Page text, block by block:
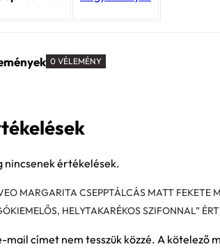
0 VÉLEMÉNY
nincsenek értékelések.
MARGARITA CSEPPTÁLCÁS MATT FEKETE
HELYTAKARÉKOS SZIFONNAL”
mail címet nem tesszük közzé. A kötelező